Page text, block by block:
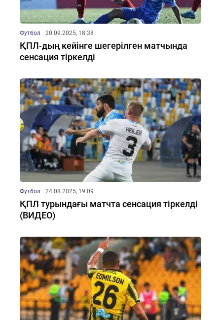
Футбол 20.09.2025, 18:38
ҚПЛ-дың кейінге шегерілген матчында
сенсация тіркелді
Футбол 24.08.2025, 19:09
ҚПЛ турындағы матчта сенсация тіркелді
(ВИДЕО)